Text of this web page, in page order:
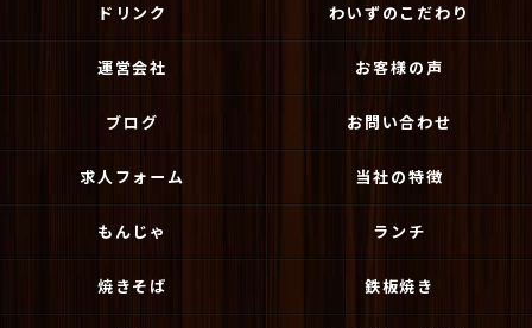
ドリンク わいずのこだわり
運営会社 お客様の声
ブログ お問い合わせ
求人フォーム 当社の特徴
もんじゃ ランチ
焼きそば 鉄板焼き